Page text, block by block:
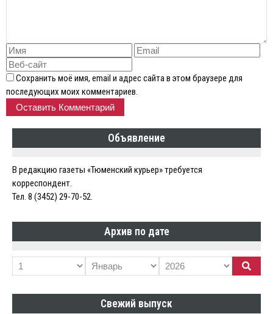
Сохранить моё имя, email и адрес сайта в этом браузере для
последующих моих комментариев.
Объявление
В редакцию газеты «Тюменский курьер» требуется
корреспондент.
Тел. 8 (3452) 29-70-52.
Архив по дате
Свежий выпуск